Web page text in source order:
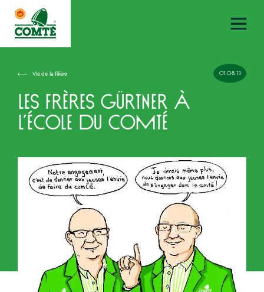
Vie de la filière 01.08.13
Les frères Gürtner à
l’école du Comté